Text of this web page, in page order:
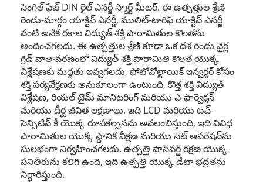
సింగిల్ ఫేజ్ DIN రైల్ ఎనర్జీ స్మార్ట్ మీటర్. ఈ ఉత్పత్తుల శ్రేణి
రెండు-మార్గం యాక్టివ్ ఎనర్జీ, ములిట్-టారిఫ్ యాక్టివ్ ఎనర్జీ
వంటి అనేక రకాల విద్యుత్ శక్తి పారామితుల కొలతను
అందించగలదు. ఈ ఉత్పత్తుల శ్రేణి కూడా ఒక దశ రెండు వైర్ల
గ్రిడ్ వాతావరణంలో విద్యుత్ శక్తి పారామితి కొలత యొక్క
విశ్లేషణకు మద్దతు ఇవ్వగలదు, ఫోటోవోల్టాయిక్ ఇన్వర్టర్ కోసం
శక్తి పర్యవేక్షణకు అనుకూలంగా ఉంటుంది, కొత్త శక్తి విద్యుత్
విశ్లేషణ, రియల్ టైమ్ మానిటరింగ్ మరియు ఎ-ఫార్వెక్షన్
మరియు దీర్ఘ జీవిత లక్షణాలు. ఇది LCD మరియు టచ్-
సెన్సిటివ్ కీ యొక్క రూపకల్పనను అవలంబిస్తుంది, ఇది వివిధ
పారామితుల యొక్క స్థానిక వీక్షణ మరియు సెట్ ఆపరేషన్‌ను
సులభంగా నిర్వహించగలదు. ఉత్పత్తి పాస్‌వర్డ్ రక్షణ యొక్క
పనితీరును కలిగి ఉంది, ఇది ఉత్పత్తి యొక్క డేటా భద్రతను
నిర్ధారిస్తుంది.